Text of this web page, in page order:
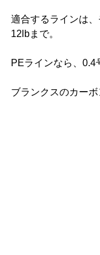
適合するラインは
12lbまで。
PEラインなら、0.4
ブランクスのカー